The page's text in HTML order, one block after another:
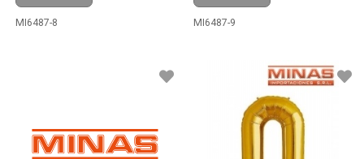
MI6487-8 MI6487-9